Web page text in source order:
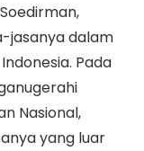
jasanya dalam
Pada
Nasional,
yang luar